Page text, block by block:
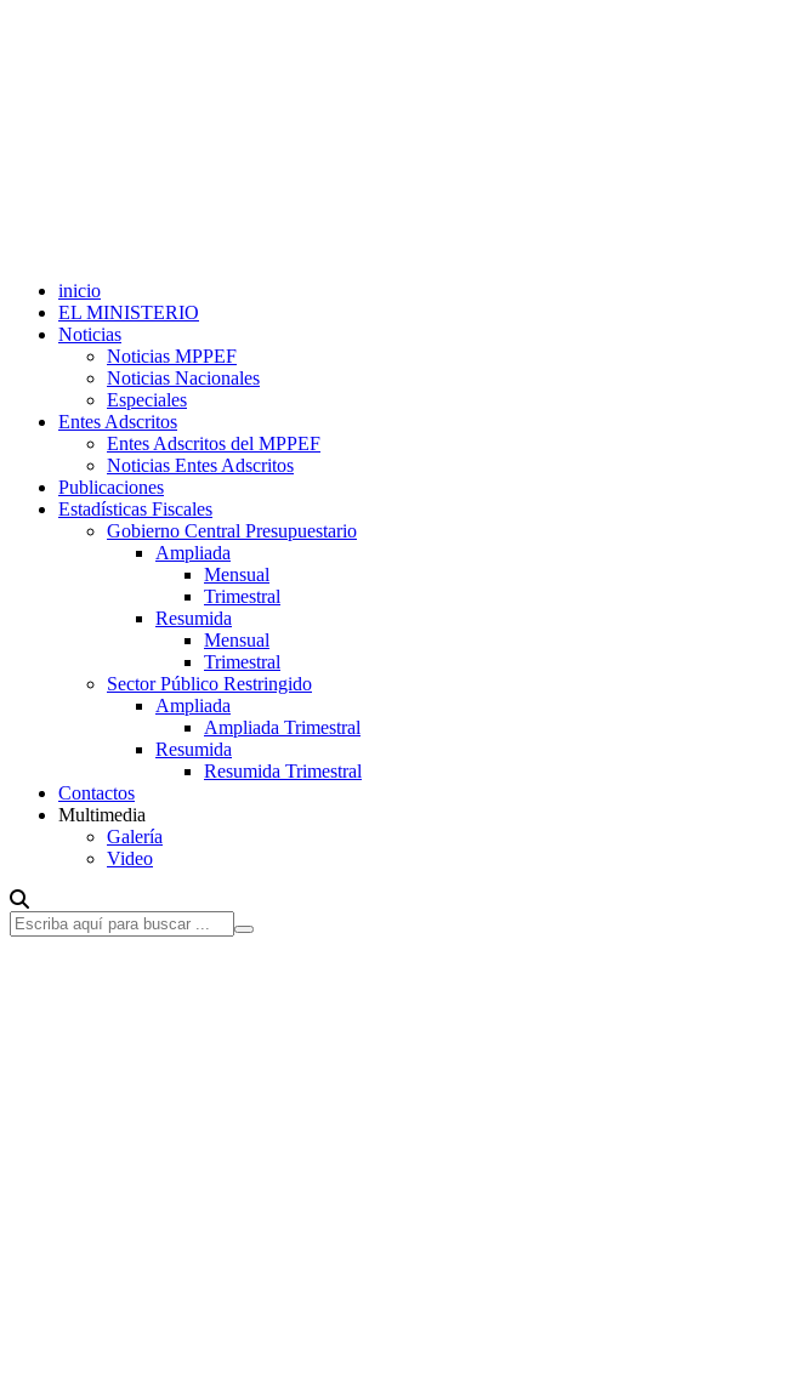
inicio
EL MINISTERIO
Noticias
Noticias MPPEF
Noticias Nacionales
Especiales
Entes Adscritos
Entes Adscritos del MPPEF
Noticias Entes Adscritos
Publicaciones
Estadísticas Fiscales
Gobierno Central Presupuestario
Ampliada
Mensual
Trimestral
Resumida
Mensual
Trimestral
Sector Público Restringido
Ampliada
Ampliada Trimestral
Resumida
Resumida Trimestral
Contactos
Multimedia
Galería
Video